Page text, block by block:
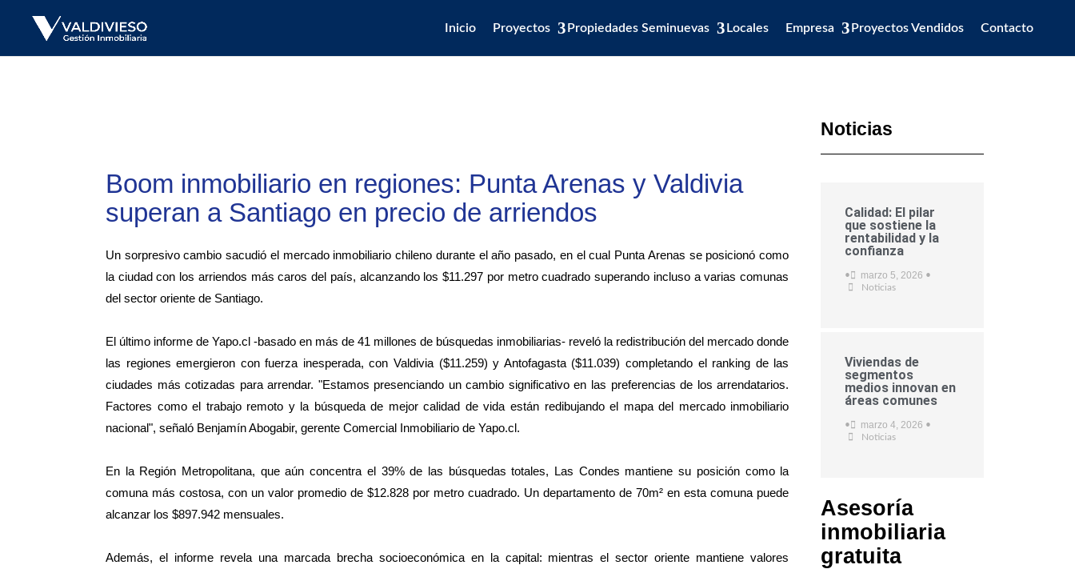
Inicio Proyectos Propiedades Seminuevas Locales Empresa Proyectos Vendidos Contacto
Boom inmobiliario en regiones: Punta Arenas y Valdivia
superan a Santiago en precio de arriendos
Un sorpresivo cambio sacudió el mercado inmobiliario chileno durante el año pasado, en el cual Punta Arenas se posicionó como
la ciudad con los arriendos más caros del país, alcanzando los $11.297 por metro cuadrado superando incluso a varias comunas
del sector oriente de Santiago.
El último informe de Yapo.cl -basado en más de 41 millones de búsquedas inmobiliarias- reveló la redistribución del mercado donde
las regiones emergieron con fuerza inesperada, con Valdivia ($11.259) y Antofagasta ($11.039) completando el ranking de las
ciudades más cotizadas para arrendar. "Estamos presenciando un cambio significativo en las preferencias de los arrendatarios.
Factores como el trabajo remoto y la búsqueda de mejor calidad de vida están redibujando el mapa del mercado inmobiliario
nacional", señaló Benjamín Abogabir, gerente Comercial Inmobiliario de Yapo.cl.
En la Región Metropolitana, que aún concentra el 39% de las búsquedas totales, Las Condes mantiene su posición como la
comuna más costosa, con un valor promedio de $12.828 por metro cuadrado. Un departamento de 70m² en esta comuna puede
alcanzar los $897.942 mensuales.
Además, el informe revela una marcada brecha socioeconómica en la capital: mientras el sector oriente mantiene valores
Noticias
Calidad: El pilar
que sostiene la
rentabilidad y la
confianza
• marzo 5, 2026 •
Noticias
Viviendas de
segmentos
medios innovan en
áreas comunes
• marzo 4, 2026 •
Noticias
Asesoría
inmobiliaria
gratuita